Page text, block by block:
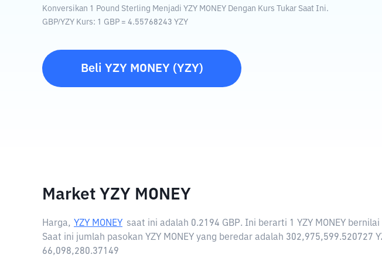
Konversikan 1 Pound Sterling Menjadi YZY MONEY Dengan Kurs Tukar Saat Ini.
GBP/YZY Kurs: 1 GBP = 4.55768243 YZY
Beli YZY MONEY (YZY)
Market YZY MONEY
Harga, YZY MONEY saat ini adalah 0.2194 GBP. Ini berarti 1 YZY MONEY
Saat ini jumlah pasokan YZY MONEY yang beredar adalah 302,975,599.520727
66,098,280.37149